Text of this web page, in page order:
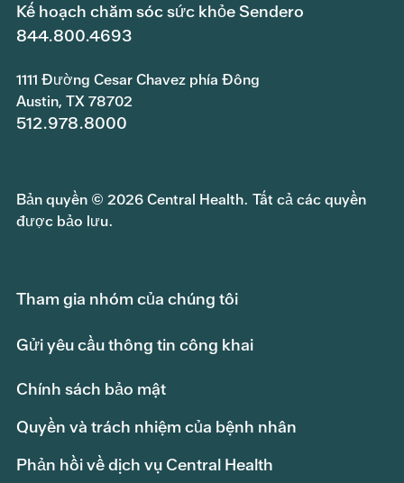
Kế hoạch chăm sóc sức khỏe Sendero
844.800.4693
1111 Đường Cesar Chavez phía Đông
Austin, TX 78702
512.978.8000
Bản quyền © 2026 Central Health. Tất cả các quyền
được bảo lưu.
Tham gia nhóm của chúng tôi
Gửi yêu cầu thông tin công khai
Chính sách bảo mật
Quyền và trách nhiệm của bệnh nhân
Phản hồi về dịch vụ Central Health